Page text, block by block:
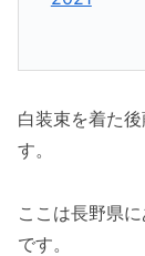
白装束を着た
す。
ここは長野県
です。